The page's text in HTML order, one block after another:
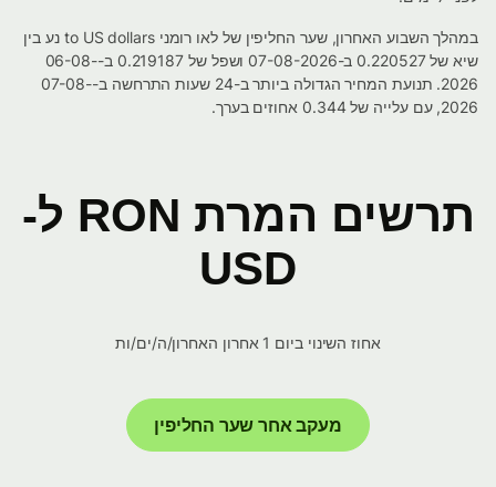
במהלך השבוע האחרון, שער החליפין של לאו רומני to US dollars נע בין
שיא של 0.220527 ב-07-08-2026 ושפל של 0.219187 ב-06-08-
2026. תנועת המחיר הגדולה ביותר ב-24 שעות התרחשה ב-07-08-
2026, עם עלייה של 0.344 אחוזים בערך.
תרשים המרת RON ל-
USD
אחוז השינוי ביום 1 אחרון האחרון/ה/ים/ות
מעקב אחר שער החליפין